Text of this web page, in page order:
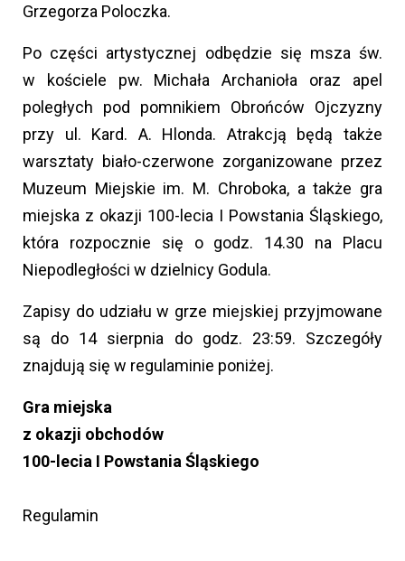
Grzegorza Poloczka.
Po części artystycznej odbędzie się msza św.
w kościele pw. Michała Archanioła oraz apel
poległych pod pomnikiem Obrońców Ojczyzny
przy ul. Kard. A. Hlonda. Atrakcją będą także
warsztaty biało-czerwone zorganizowane przez
Muzeum Miejskie im. M. Chroboka, a także gra
miejska z okazji 100-lecia I Powstania Śląskiego,
która rozpocznie się o godz. 14.30 na Placu
Niepodległości w dzielnicy Godula.
Zapisy do udziału w grze miejskiej przyjmowane
są do 14 sierpnia do godz. 23:59. Szczegóły
znajdują się w regulaminie poniżej.
Gra miejska
z okazji obchodów
100-lecia I Powstania Śląskiego
Regulamin